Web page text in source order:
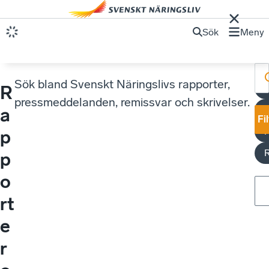
Sök Meny
R
a
p
p
o
rt
e
r
Sök bland Svenskt Näringslivs rapporter,
pressmeddelanden, remissvar och skrivelser.